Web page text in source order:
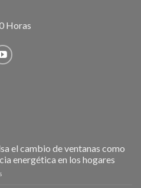
Horas
el cambio de ventanas como
energética en los hogares